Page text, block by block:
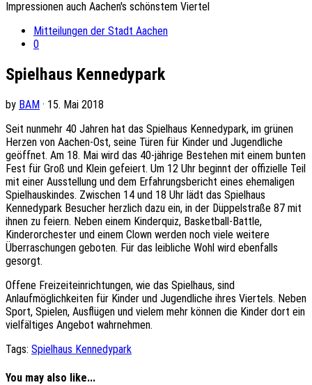
Impressionen auch Aachen's schönstem Viertel
Mitteilungen der Stadt Aachen
0
Spielhaus Kennedypark
by BAM · 15. Mai 2018
Seit nunmehr 40 Jahren hat das Spielhaus Kennedypark, im grünen
Herzen von Aachen-Ost, seine Türen für Kinder und Jugendliche
geöffnet. Am 18. Mai wird das 40-jährige Bestehen mit einem bunten
Fest für Groß und Klein gefeiert. Um 12 Uhr beginnt der offizielle Teil
mit einer Ausstellung und dem Erfahrungsbericht eines ehemaligen
Spielhauskindes. Zwischen 14 und 18 Uhr lädt das Spielhaus
Kennedypark Besucher herzlich dazu ein, in der Düppelstraße 87 mit
ihnen zu feiern. Neben einem Kinderquiz, Basketball-Battle,
Kinderorchester und einem Clown werden noch viele weitere
Überraschungen geboten. Für das leibliche Wohl wird ebenfalls
gesorgt.
Offene Freizeiteinrichtungen, wie das Spielhaus, sind
Anlaufmöglichkeiten für Kinder und Jugendliche ihres Viertels. Neben
Sport, Spielen, Ausflügen und vielem mehr können die Kinder dort ein
vielfältiges Angebot wahrnehmen.
Tags: Spielhaus Kennedypark
You may also like...